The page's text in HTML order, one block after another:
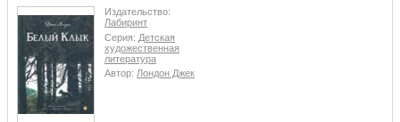
Издательство:
Лабиринт
Серия: Детская
художественная
литература
Автор: Лондон Джек